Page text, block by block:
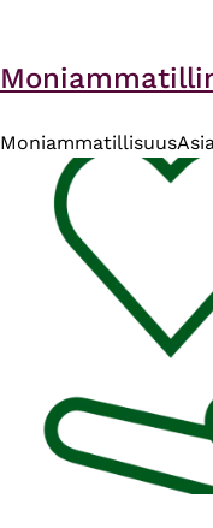
Moniammatillisuus